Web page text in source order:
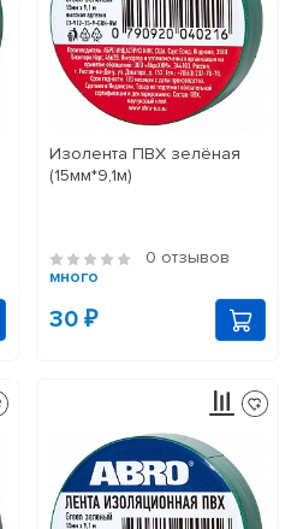
Изолента ПВХ зелёная
(15мм*9,1м)
0 отзывов
много
30 ₽